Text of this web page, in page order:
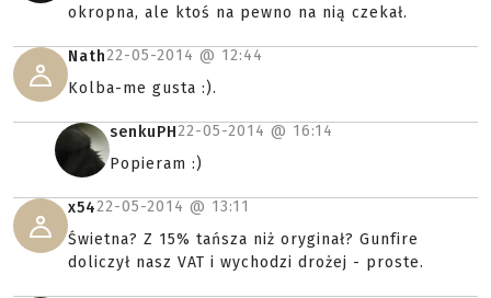
okropna, ale ktoś na pewno na nią czekał.
Nath22-05-2014 @ 12:44
Kolba-me gusta :).
senkuPH22-05-2014 @ 16:14
Popieram :)
x5422-05-2014 @ 13:11
Świetna? Z 15% tańsza niż oryginał? Gunfire
doliczył nasz VAT i wychodzi drożej - proste.